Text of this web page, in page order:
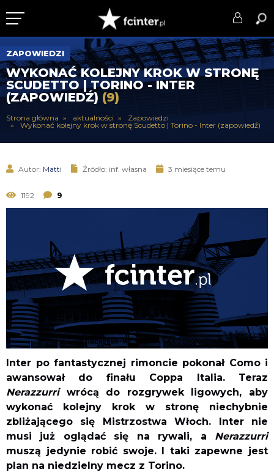
KLUB
DRUŻYNA
SERIE A
PUCHARY
ZAPOWIEDZI
WYKONAĆ KOLEJNY KROK W STRONĘ
SCUDETTO | TORINO - INTER
(ZAPOWIEDŹ) (9)
Strona główna aktualności
Zapowiedzi
Wykonać kolejny krok w stronę Scudetto | Torino - Inter (zapowiedź)
Autor: Matti Źródło: inf. własna 3 miesiące temu
1192 9
Inter po fantastycznej rimoncie pokonał Como i
awansował do finału Coppa Italia. Teraz
Nerazzurriwrócą do rozgrywek ligowych, aby
wykonać kolejny krok w stronę niechybnie
zbliżającego się Mistrzostwa Włoch. Inter nie
musi już oglądać się na rywali, a Nerazzurri
muszą jedynie robić swoje. I taki zapewne jest
plan na niedzielny mecz z Torino.